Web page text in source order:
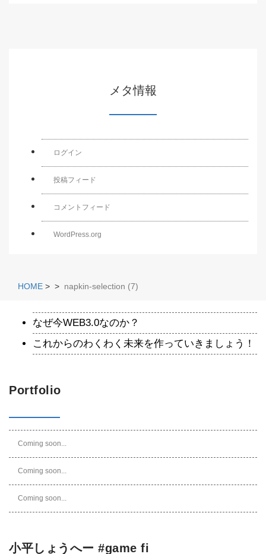
メタ情報
ログイン
投稿フィード
コメントフィード
WordPress.org
HOME > > napkin-selection (7)
なぜ今WEB3.0なのか？
これからのわくわく未来を作っていきましょう！
Portfolio
Coming soon...
Coming soon...
Coming soon...
小平しょうへー #game fi